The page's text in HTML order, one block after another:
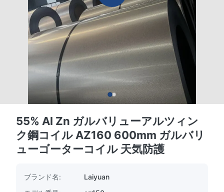
55% Al Zn ガルバリューアルツィン
ク鋼コイル AZ160 600mm ガルバリ
ューゴーターコイル 天気防護
ブランド名:
Laiyuan